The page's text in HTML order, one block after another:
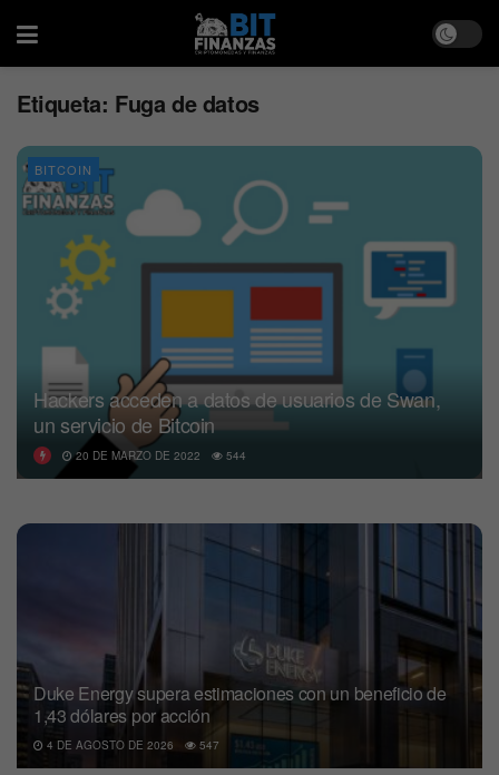
Etiqueta: Fuga de datos
BITCOIN
Hackers acceden a datos de usuarios de Swan,
un servicio de Bitcoin
20 DE MARZO DE 2022 544
Duke Energy supera estimaciones con un beneficio de
1,43 dólares por acción
4 DE AGOSTO DE 2026 547